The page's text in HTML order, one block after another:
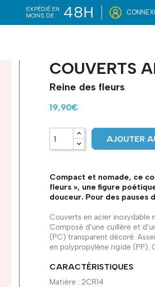
EXPÉDIÉ EN
MOINS DE
48H
COUVERTS
Reine des fleurs
19,90€
AJOUTER
Compact et nomade, ce
fleurs », une figure
douceur. Pour des pauses
Couverts en acier inoxydable
Composé d’une cuillère et
(PC) transparent décoré.
en polypropylène rigide (PP).
CARACTÉRISTIQUES
Matière : 2CR14